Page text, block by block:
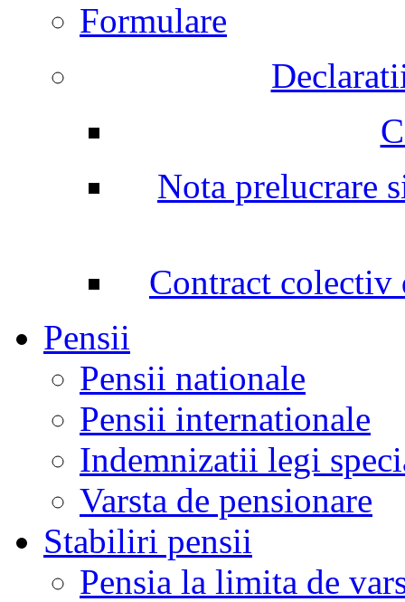
Formulare
Nota prelucrare
Contract colectiv
Pensii
Pensii nationale
Pensii internationale
Indemnizatii legi
Varsta de pensionare
Stabiliri pensii
Pensia la limita de